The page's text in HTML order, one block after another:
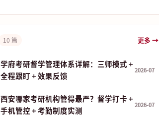
10 篇 更多 →
学府考研督学管理体系详解：三师模式 +
全程跟盯 + 效果反馈
2026-07
西安哪家考研机构管得最严？督学打卡 +
手机管控 + 考勤制度实测
2026-07